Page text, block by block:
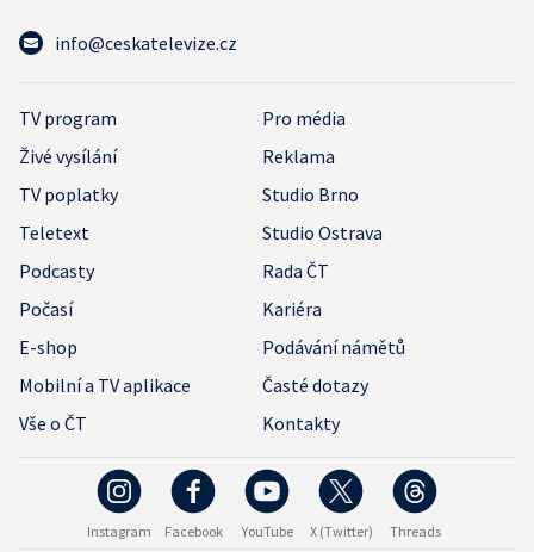
info@ceskatelevize.cz
TV program
Pro média
Živé vysílání
Reklama
TV poplatky
Studio Brno
Teletext
Studio Ostrava
Podcasty
Rada ČT
Počasí
Kariéra
E-shop
Podávání námětů
Mobilní a TV aplikace
Časté dotazy
Vše o ČT
Kontakty
Instagram Facebook YouTube X (Twitter) Threads